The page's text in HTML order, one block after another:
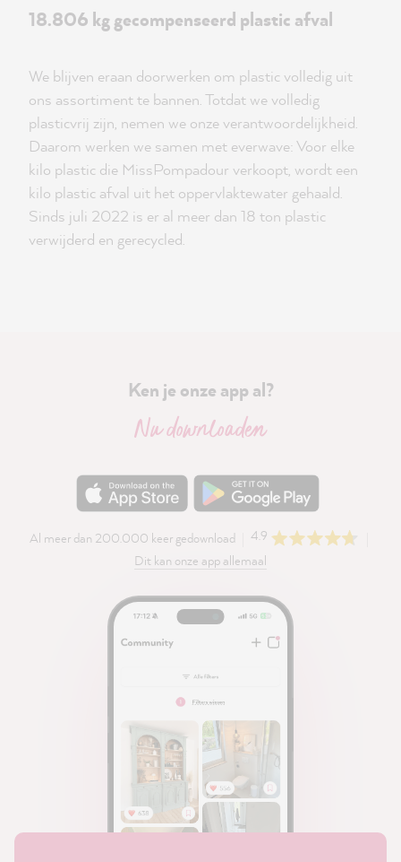
18.806 kg gecompenseerd plastic afval
We blijven eraan doorwerken om plastic volledig uit
ons assortiment te bannen. Totdat we volledig
plasticvrij zijn, nemen we onze verantwoordelijkheid.
Daarom werken we samen met everwave: Voor elke
kilo plastic die MissPompadour verkoopt, wordt een
kilo plastic afval uit het oppervlaktewater gehaald.
Sinds juli 2022 is er al meer dan 18 ton plastic
verwijderd en gerecycled.
Ken je onze app al?
Nu downloaden
Al meer dan 200.000 keer gedownload
4.9
Dit kan onze app allemaal